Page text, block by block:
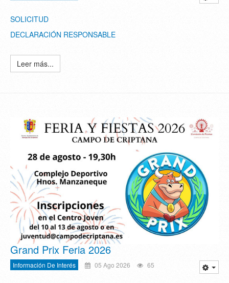
SOLICITUD
DECLARACIÓN RESPONSABLE
Leer más...
Grand Prix Feria 2026
Información De Interés 05 Ago 2026 65